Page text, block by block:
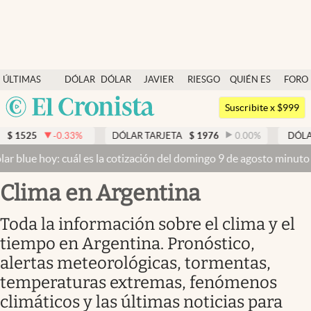
ÚLTIMAS
NOTICIAS
DÓLAR
DÓLAR
BLUE
JAVIER
RIESGO
QUIÉN ES
QUIÉN
FORO
Argentina
México
Dólar
Members
Economía y Política
Finanzas y Mercados
Mercados Online
Columnistas
Otras secciones
Apertura
Suscribite x $999
% DÓLAR TARJETA $ 1976 0.00 % DÓLAR MEP
es la cotización del domingo 9 de agosto minuto a minuto
Clima en Argentina
Toda la información sobre el clima y el
tiempo en Argentina. Pronóstico,
alertas meteorológicas, tormentas,
temperaturas extremas, fenómenos
climáticos y las últimas noticias para